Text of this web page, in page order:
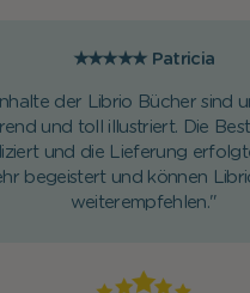
★★★★★ Patricia
der Librio Bücher sind
und toll illustriert. Die
und die Lieferung
begeistert und können
weiterempfehlen."